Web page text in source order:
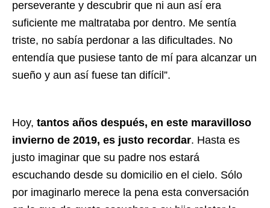
perseverante y descubrir que ni aun así era
suficiente me maltrataba por dentro. Me sentía
triste, no sabía perdonar a las dificultades. No
entendía que pusiese tanto de mí para alcanzar un
sueño y aun así fuese tan difícil”.
Hoy, tantos años después, en este maravilloso
invierno de 2019, es justo recordar. Hasta es
justo imaginar que su padre nos estará
escuchando desde su domicilio en el cielo. Sólo
por imaginarlo merece la pena esta conversación